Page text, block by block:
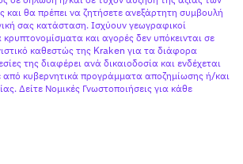
και θα πρέπει να ζητήσετε ανεξάρτητη συμβουλή
σας κατάσταση. Ισχύουν γεωγραφικοί
κρυπτονομίσματα και αγορές δεν υπόκεινται σε
καθεστώς της Kraken για τα διάφορα
της διαφέρει ανά δικαιοδοσία και ενδέχεται
από κυβερνητικά προγράμματα αποζημίωσης ή/και
Δείτε Νομικές Γνωστοποιήσεις για κάθε